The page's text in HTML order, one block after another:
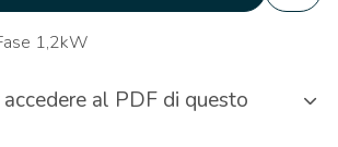
1,2kW
al PDF di questo